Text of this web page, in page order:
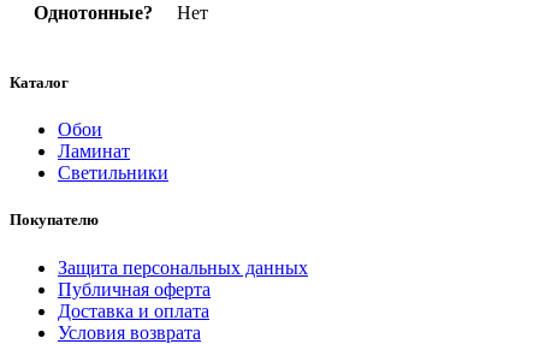
Однотонные? Нет
Каталог
Обои
Ламинат
Светильники
Покупателю
Защита персональных данных
Публичная оферта
Доставка и оплата
Условия возврата